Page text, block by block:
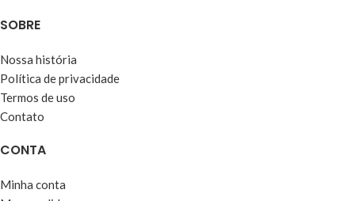
SOBRE
Nossa história
Política de privacidade
Termos de uso
Contato
CONTA
Minha conta